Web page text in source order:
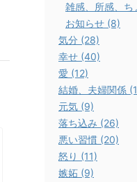
雑感、所感、
お知らせ (8)
気分 (28)
幸せ (40)
愛 (12)
結婚、夫婦関係
元気 (9)
落ち込み (26)
悪い習慣 (20)
怒り (11)
嫉妬 (9)